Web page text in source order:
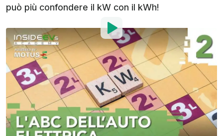
può più confondere il kW con il kWh!
Di:Alessandro Paiola
21 Feb 2021 08:00
Aggiungi InsideEVs alle
fonti preferite su Google
Dopo aver visto materialmente cosa c’è dentro
un’auto elettrica, la seconda puntata della InsideEVs